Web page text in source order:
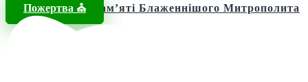
Фонд пам’яті Блаженнішого Митрополита
Пожертва ⛪️